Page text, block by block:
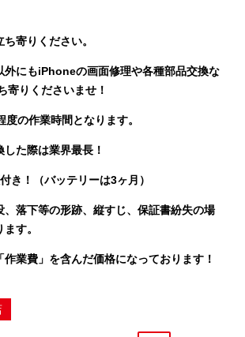
寄りください。
外にもiPhoneの画面修理や各種部品交換な
寄りくださいませ！
の作業時間となります。
た際は業界最長！
き！（バッテリーは3ヶ月）
落下等の形跡、縦すじ、保証書紛失の場
す。
作業費」を含んだ価格になっております！